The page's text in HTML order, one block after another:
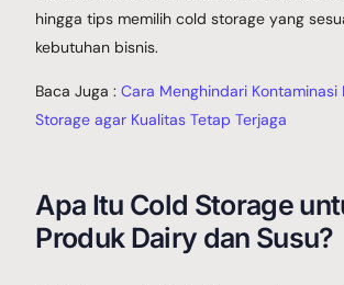
hingga tips memilih cold storage yang
kebutuhan bisnis.
Baca Juga :Cara Menghindari Kontaminasi
Storage agar Kualitas Tetap Terjaga
Apa Itu Cold Storage
Produk Dairy dan Susu?